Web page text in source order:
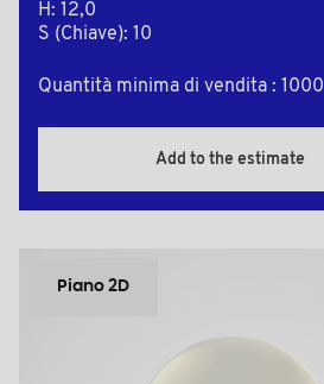
H: 12,0
S (Chiave): 10
Quantità minima di vendita : 1000
Add to the estimate
Piano 2D